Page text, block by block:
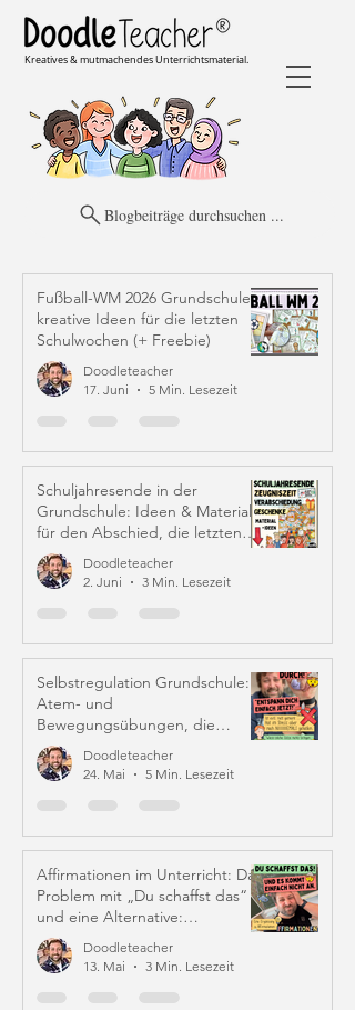
Kreatives & mutmachendes Unterrichtsmaterial.
Blogbeiträge durchsuchen ...
Fußball-WM 2026 Grundschule:
kreative Ideen für die letzten
Schulwochen (+ Freebie)
Doodleteacher
17. Juni
5 Min. Lesezeit
Schuljahresende in der
Grundschule: Ideen & Material
für den Abschied, die letzten
Schulwochen und Zeugniszeit
Doodleteacher
2. Juni
3 Min. Lesezeit
Selbstregulation Grundschule:
Atem- und
Bewegungsübungen, die
wirklich helfenDoodleteacher
24. Mai
5 Min. Lesezeit
Affirmationen im Unterricht: Das
Problem mit „Du schaffst das“
und eine Alternative:
Iffirmationen (!)
Doodleteacher
13. Mai
3 Min. Lesezeit